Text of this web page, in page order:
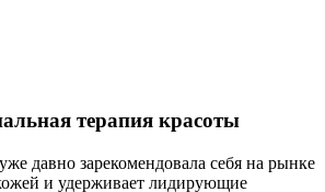
терапия красоты
давно зарекомендовала себя на рынке
и удерживает лидирующие